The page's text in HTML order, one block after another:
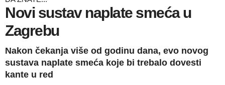
Novi sustav naplate smeća u
Zagrebu
Nakon čekanja više od godinu dana, evo novog
sustava naplate smeća koje bi trebalo dovesti
kante u red